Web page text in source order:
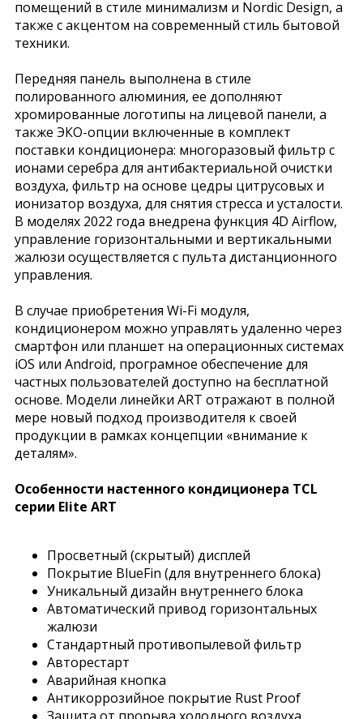
помещений в стиле минимализм и Nordic Design, а
также c акцентом на современный стиль бытовой
техники.
Передняя панель выполнена в стиле
полированного алюминия, ее дополняют
хромированные логотипы на лицевой панели, а
также ЭКО-опции включенные в комплект
поставки кондиционера: многоразовый фильтр с
ионами серебра для антибактериальной очистки
воздуха, фильтр на основе цедры цитрусовых и
ионизатор воздуха, для снятия стресса и усталости.
В моделях 2022 года внедрена функция 4D Airflow,
управление горизонтальными и вертикальными
жалюзи осуществляется с пульта дистанционного
управления.
В случае приобретения Wi-Fi модуля,
кондиционером можно управлять удаленно через
смартфон или планшет на операционных системах
iOS или Android, програмное обеспечение для
частных пользователей доступно на бесплатной
основе. Модели линейки ART отражают в полной
мере новый подход производителя к своей
продукции в рамках концепции «внимание к
деталям».
Особенности настенного кондиционера TCL
серии Elite ART
Просветный (скрытый) дисплей
Покрытие BlueFin (для внутреннего блока)
Уникальный дизайн внутреннего блока
Автоматический привод горизонтальных
жалюзи
Стандартный противопылевой фильтр
Авторестарт
Аварийная кнопка
Антикоррозийное покрытие Rust Proof